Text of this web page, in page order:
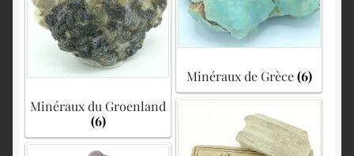
Minéraux de Grèce(6)
Minéraux du Groenland
(6)